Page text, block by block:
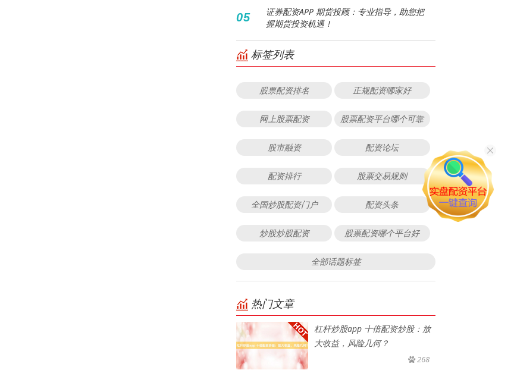
05
证券配资APP 期货投顾：专业指导，助您把
握期货投资机遇！
标签列表
股票配资排名 正规配资哪家好
网上股票配资 股票配资平台哪个可靠
股市融资 配资论坛
配资排行 股票交易规则
全国炒股配资门户 配资头条
炒股炒股配资 股票配资哪个平台好
全部话题标签
热门文章
杠杆炒股app 十倍配资炒股：放
大收益，风险几何？
268